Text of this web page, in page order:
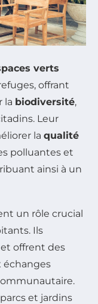
verts
offrant
la biodiversité,
Leur
la qualité
polluantes et
ainsi à un
un rôle crucial
Ils
et offrent des
échanges
et jardins